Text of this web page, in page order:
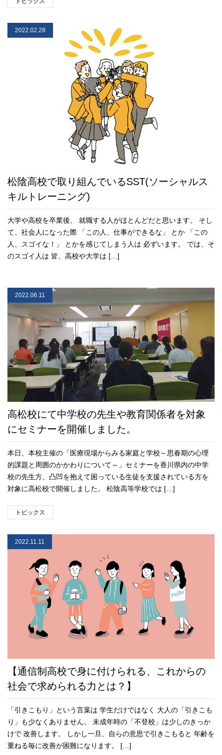
2022.02.28
松陰高校で取り組んでいるSST(ソーシャルス
キルトレーニング)
大学や高校を卒業後、 就職する人がほとんどだと思います。 そし
て、社会人になった際 「この人、仕事ができるな」 とか 「この
人、スゴイな！」 とかを感じてしまう人は 必ずいます。 では、そ
のスゴイ人は 皆、高校や大学は […]
2022.06.11
高松校にて中学校の先生や教育関係者を対象
にセミナーを開催しました。
本日、本校主催の「医療現場からみる家庭と学校～思春期の心理
的課題と周囲のかかわりについて～」セミナーを香川県内の中学
校の先生方、凸凹を抱えて困っている生徒を支援されている方を
対象に高松校で開催しました。 松陰高等学校では […]
トピックス
2022.11.11
【通信制高校で身に付けられる、これからの
社会で求められる力とは？】
「引きこもり」という言葉は 学生だけではなく 大人の「引きこも
り」も少なくありません。 未成年時の「不登校」は少しのきっか
けで 改善します。 しかし一旦、自らの意思で引きこもると 年齢を
重ねる毎に改善が困難になります。 […]